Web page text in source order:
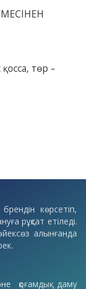
төр –
көрсетіп,
рұқсат етіледі.
алынғанда
қоғамдық даму